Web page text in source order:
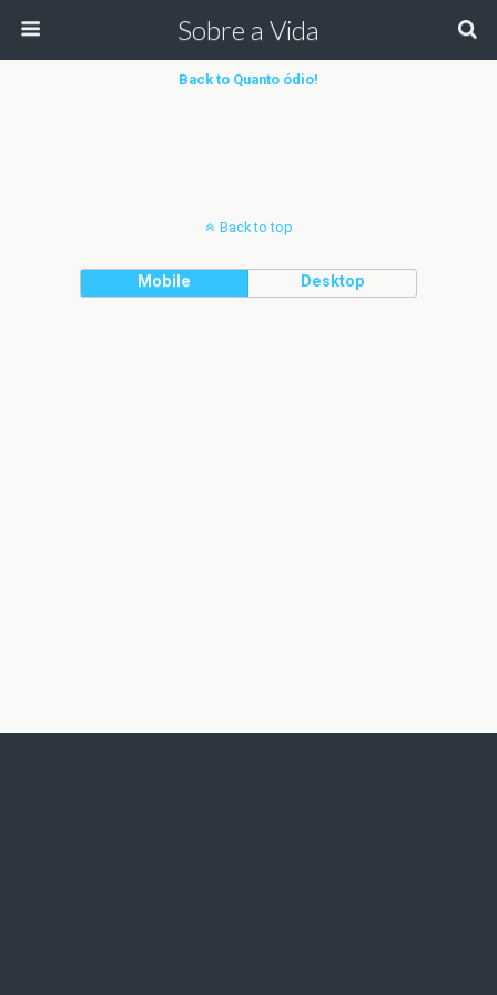
Sobre a Vida
Back to Quanto ódio!
Back to top
Mobile Desktop